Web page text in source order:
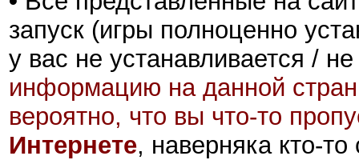
запуск (игры полноценно
у вас не устанавливается /
информацию на данной
вероятно, что вы что-то
Интернете, наверняка кто-